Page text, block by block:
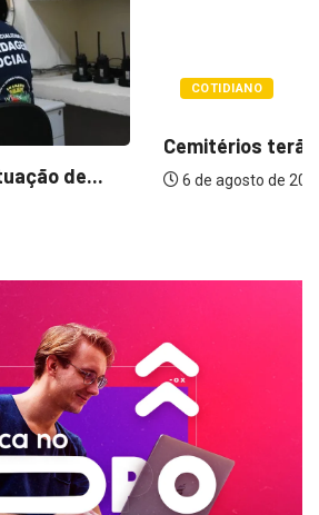
horário especial e missas no...